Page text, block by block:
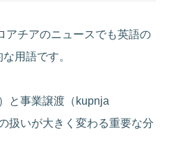
アチアのニュースでも英語の
用語です。
と事業譲渡（kupnja
扱いが大きく変わる重要な分